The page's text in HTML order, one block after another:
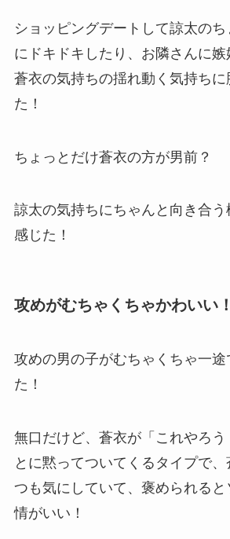
ショッピングデートして諒太の
にドキドキしたり、お隣さんに嫉
蒼衣の気持ちの揺れ動く気持ちに
た！
ちょっとだけ蒼衣の方が男前？
諒太の気持ちにちゃんと向き合う
感じた！
攻めがむちゃくちゃかわいい！
攻めの男の子がむちゃくちゃ一途
た！
無口だけど、蒼衣が「これやろう
とに黙ってついてくるタイプで
つも気にしていて、褒められる
情がいい！